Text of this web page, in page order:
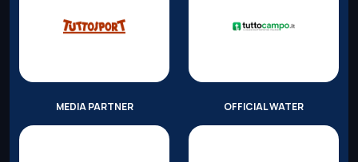
MEDIA PARTNER OFFICIAL WATER